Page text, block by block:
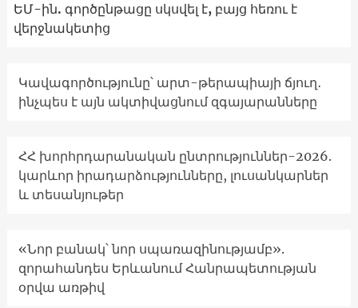
ԵՄ-ին. գործընթացը սկսվել է, բայց հեռու է
վերջնակետից
Կավագործությունը՝ արտ-թերապիայի ճյուղ․
ինչպես է այն ակտիվացնում զգայարանները
ՀՀ խորհրդարանական ընտրություններ-2026.
կարևոր իրադարձությունները, լուսանկարներ
և տեսանյութեր
«Նոր բանակ՝ նոր սպառազինությամբ».
զորահանդես Երևանում Հանրապետության
օրվա առթիվ